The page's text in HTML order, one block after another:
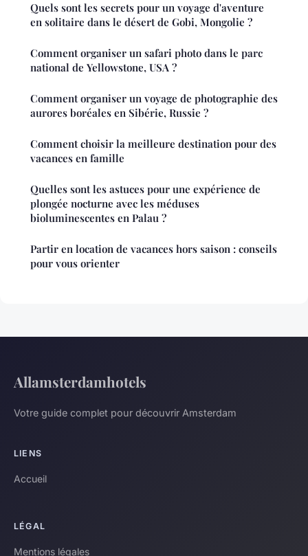
Quels sont les secrets pour un voyage d'aventure
en solitaire dans le désert de Gobi, Mongolie ?
Comment organiser un safari photo dans le parc
national de Yellowstone, USA ?
Comment organiser un voyage de photographie des
aurores boréales en Sibérie, Russie ?
Comment choisir la meilleure destination pour des
vacances en famille
Quelles sont les astuces pour une expérience de
plongée nocturne avec les méduses
bioluminescentes en Palau ?
Partir en location de vacances hors saison : conseils
pour vous orienter
Allamsterdamhotels
Votre guide complet pour découvrir Amsterdam
LIENS
Accueil
LÉGAL
Mentions légales